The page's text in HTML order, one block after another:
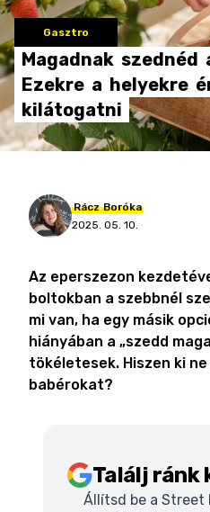
Gasztro
Magadnak szednéd
Ezekre a helyekre
kilátogatni
Rácz Boróka
2025. 05. 10.
Az eperszezon
boltokban a szebbnél
mi van, ha egy másik
hiányában a „szedd
tökéletesek. Hiszen ki
babérokat?
Találj ránk
Állítsd be a